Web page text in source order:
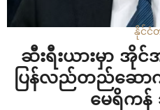
နိုင်ငံ
ဆီးရီးယားမှာ အို
ပြန်လည်တည်ဆေ
မေရိကန်